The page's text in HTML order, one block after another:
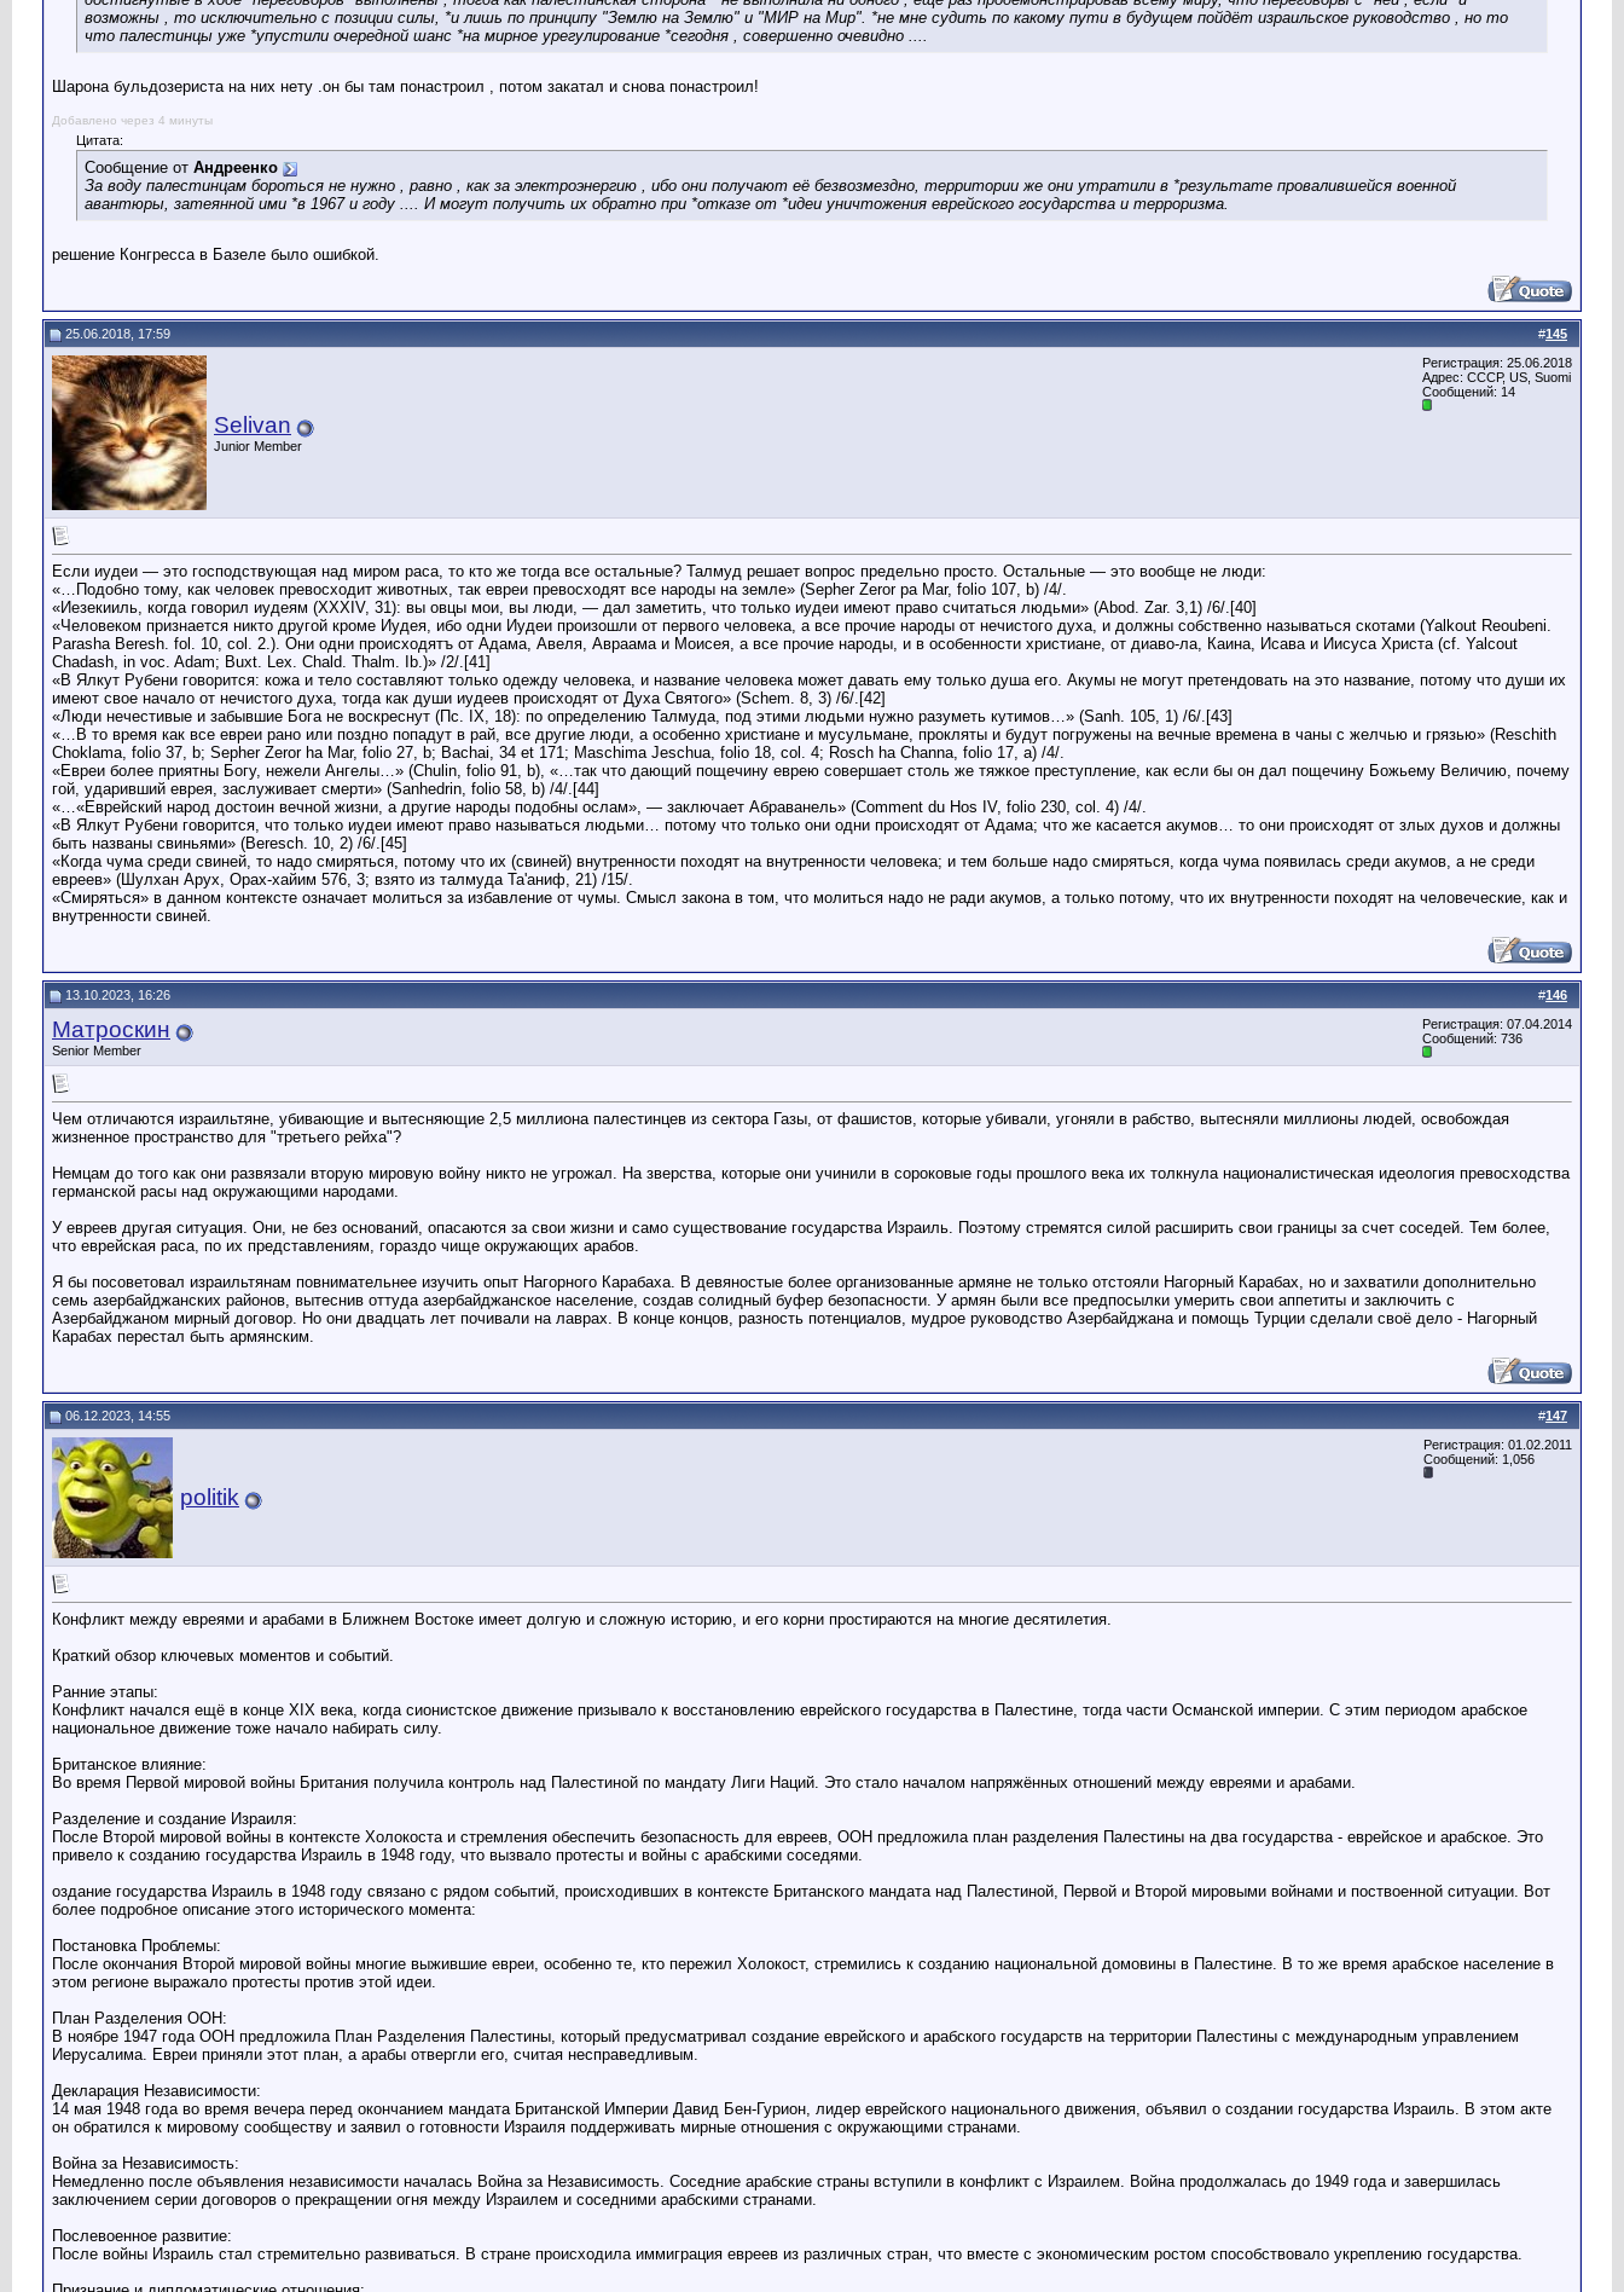
возможны , то исключительно с позиции силы, *и лишь по принципу "Землю на Землю" и "МИР на Мир". *не мне судить по какому пути в будущем пойдёт израильское руководство , но то
что палестинцы уже *упустили очередной шанс *на мирное урегулирование *сегодня , совершенно очевидно ....
Шарона бульдозериста на них нету .он бы там понастроил , потом закатал и снова понастроил!
Добавлено через 4 минуты
Цитата:
Сообщение от Андреенко
За воду палестинцам бороться не нужно , равно , как за электроэнергию , ибо они получают её безвозмездно, территории же они утратили в *результате провалившейся военной
авантюры, затеянной ими *в 1967 и году .... И могут получить их обратно при *отказе от *идеи уничтожения еврейского государства и терроризма.
решение Конгресса в Базеле было ошибкой.
#145
25.06.2018, 17:59
Selivan
Junior Member
Регистрация: 25.06.2018
Адрес: СССР, US, Suomi
Сообщений: 14
Если иудеи — это господствующая над миром раса, то кто же тогда все остальные? Талмуд решает вопрос предельно просто. Остальные — это вообще не люди:
«…Подобно тому, как человек превосходит животных, так евреи превосходят все народы на земле» (Sepher Zeror pa Mar, folio 107, b) /4/.
«Иезекииль, когда говорил иудеям (XXXIV, 31): вы овцы мои, вы люди, — дал заметить, что только иудеи имеют право считаться людьми» (Abod. Zar. 3,1) /6/.[40]
«Человеком признается никто другой кроме Иудея, ибо одни Иудеи произошли от первого человека, а все прочие народы от нечистого духа, и должны собственно называться скотами (Yalkout Reoubeni.
Parasha Beresh. fol. 10, col. 2.). Они одни происходятъ от Адама, Авеля, Авраама и Моисея, а все прочие народы, и в особенности христиане, от диаво-ла, Каина, Исава и Иисуса Христа (cf. Yalcout
Chadash, in voc. Adam; Buxt. Lex. Chald. Thalm. Ib.)» /2/.[41]
«В Ялкут Рубени говорится: кожа и тело составляют только одежду человека, и название человека может давать ему только душа его. Акумы не могут претендовать на это название, потому что души их
имеют свое начало от нечистого духа, тогда как души иудеев происходят от Духа Святого» (Schem. 8, 3) /6/.[42]
«Люди нечестивые и забывшие Бога не воскреснут (Пс. IX, 18): по определению Талмуда, под этими людьми нужно разуметь кутимов…» (Sanh. 105, 1) /6/.[43]
«…В то время как все евреи рано или поздно попадут в рай, все другие люди, а особенно христиане и мусульмане, прокляты и будут погружены на вечные времена в чаны с желчью и грязью» (Reschith
Choklama, folio 37, b; Sepher Zeror ha Mar, folio 27, b; Bachai, 34 et 171; Maschima Jeschua, folio 18, col. 4; Rosch ha Channa, folio 17, a) /4/.
«Евреи более приятны Богу, нежели Ангелы…» (Chulin, folio 91, b), «…так что дающий пощечину еврею совершает столь же тяжкое преступление, как если бы он дал пощечину Божьему Величию, почему
гой, ударивший еврея, заслуживает смерти» (Sanhedrin, folio 58, b) /4/.[44]
«…«Еврейский народ достоин вечной жизни, а другие народы подобны ослам», — заключает Абраванель» (Comment du Hos IV, folio 230, col. 4) /4/.
«В Ялкут Рубени говорится, что только иудеи имеют право называться людьми… потому что только они одни происходят от Адама; что же касается акумов… то они происходят от злых духов и должны
быть названы свиньями» (Beresch. 10, 2) /6/.[45]
«Когда чума среди свиней, то надо смиряться, потому что их (свиней) внутренности походят на внутренности человека; и тем больше надо смиряться, когда чума появилась среди акумов, а не среди
евреев» (Шулхан Арух, Орах-хайим 576, 3; взято из талмуда Та'аниф, 21) /15/.
«Смиряться» в данном контексте означает молиться за избавление от чумы. Смысл закона в том, что молиться надо не ради акумов, а только потому, что их внутренности походят на человеческие, как и
внутренности свиней.
#146
13.10.2023, 16:26
Матроскин
Senior Member
Регистрация: 07.04.2014
Сообщений: 736
Чем отличаются израильтяне, убивающие и вытесняющие 2,5 миллиона палестинцев из сектора Газы, от фашистов, которые убивали, угоняли в рабство, вытесняли миллионы людей, освобождая
жизненное пространство для "третьего рейха"?
Немцам до того как они развязали вторую мировую войну никто не угрожал. На зверства, которые они учинили в сороковые годы прошлого века их толкнула националистическая идеология превосходства
германской расы над окружающими народами.
У евреев другая ситуация. Они, не без оснований, опасаются за свои жизни и само существование государства Израиль. Поэтому стремятся силой расширить свои границы за счет соседей. Тем более,
что еврейская раса, по их представлениям, гораздо чище окружающих арабов.
Я бы посоветовал израильтянам повнимательнее изучить опыт Нагорного Карабаха. В девяностые более организованные армяне не только отстояли Нагорный Карабах, но и захватили дополнительно
семь азербайджанских районов, вытеснив оттуда азербайджанское население, создав солидный буфер безопасности. У армян были все предпосылки умерить свои аппетиты и заключить с
Азербайджаном мирный договор. Но они двадцать лет почивали на лаврах. В конце концов, разность потенциалов, мудрое руководство Азербайджана и помощь Турции сделали своё дело - Нагорный
Карабах перестал быть армянским.
#147
06.12.2023, 14:55
politik
Регистрация: 01.02.2011
Сообщений: 1,056
Конфликт между евреями и арабами в Ближнем Востоке имеет долгую и сложную историю, и его корни простираются на многие десятилетия.
Краткий обзор ключевых моментов и событий.
Ранние этапы:
Конфликт начался ещё в конце XIX века, когда сионистское движение призывало к восстановлению еврейского государства в Палестине, тогда части Османской империи. С этим периодом арабское
национальное движение тоже начало набирать силу.
Британское влияние:
Во время Первой мировой войны Британия получила контроль над Палестиной по мандату Лиги Наций. Это стало началом напряжённых отношений между евреями и арабами.
Разделение и создание Израиля:
После Второй мировой войны в контексте Холокоста и стремления обеспечить безопасность для евреев, ООН предложила план разделения Палестины на два государства - еврейское и арабское. Это
привело к созданию государства Израиль в 1948 году, что вызвало протесты и войны с арабскими соседями.
оздание государства Израиль в 1948 году связано с рядом событий, происходивших в контексте Британского мандата над Палестиной, Первой и Второй мировыми войнами и поствоенной ситуации. Вот
более подробное описание этого исторического момента:
Постановка Проблемы:
После окончания Второй мировой войны многие выжившие евреи, особенно те, кто пережил Холокост, стремились к созданию национальной домовины в Палестине. В то же время арабское население в
этом регионе выражало протесты против этой идеи.
План Разделения ООН:
В ноябре 1947 года ООН предложила План Разделения Палестины, который предусматривал создание еврейского и арабского государств на территории Палестины с международным управлением
Иерусалима. Евреи приняли этот план, а арабы отвергли его, считая несправедливым.
Декларация Независимости:
14 мая 1948 года во время вечера перед окончанием мандата Британской Империи Давид Бен-Гурион, лидер еврейского национального движения, объявил о создании государства Израиль. В этом акте
он обратился к мировому сообществу и заявил о готовности Израиля поддерживать мирные отношения с окружающими странами.
Война за Независимость:
Немедленно после объявления независимости началась Война за Независимость. Соседние арабские страны вступили в конфликт с Израилем. Война продолжалась до 1949 года и завершилась
заключением серии договоров о прекращении огня между Израилем и соседними арабскими странами.
Послевоенное развитие:
После войны Израиль стал стремительно развиваться. В стране происходила иммиграция евреев из различных стран, что вместе с экономическим ростом способствовало укреплению государства.